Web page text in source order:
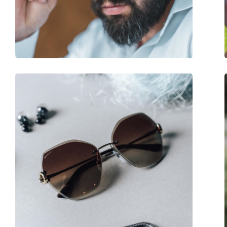
Gewicht:
100 g
Verstellbare Nasenpads:
Nein
Accessories
Etui:
Ja
Damen
Kategorie:
Sonnenbrillen
Marke:
M Missoni
Verwendung:
Mode
Code:
MMI 0003/S 086 HA